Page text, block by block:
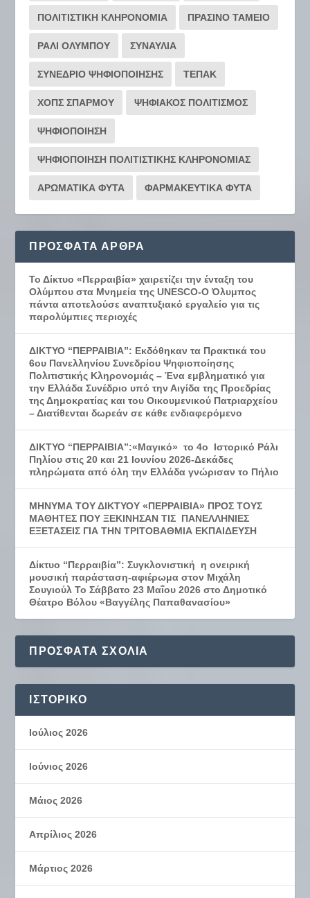
ΠΟΛΙΤΙΣΤΙΚΗ ΚΛΗΡΟΝΟΜΙΑ ΠΡΑΣΙΝΟ ΤΑΜΕΙΟ
ΡΆΛΙ ΟΛΎΜΠΟΥ ΣΥΝΑΥΛΙΑ
ΣΥΝΕΔΡΙΟ ΨΗΦΙΟΠΟΙΗΣΗΣ ΤΕΠΑΚ
ΧΟΠΣ ΣΠΑΡΜΟΥ ΨΗΦΙΑΚΟΣ ΠΟΛΙΤΙΣΜΟΣ
ΨΗΦΙΟΠΟΙΗΣΗ
ΨΗΦΙΟΠΟΙΗΣΗ ΠΟΛΙΤΙΣΤΙΚΗΣ ΚΛΗΡΟΝΟΜΙΑΣ
ΑΡΩΜΑΤΙΚΑ ΦΥΤΑ ΦΑΡΜΑΚΕΥΤΙΚΑ ΦΥΤΑ
ΠΡΌΣΦΑΤΑ ΆΡΘΡΑ
Το Δίκτυο «Περραιβία» χαιρετίζει την ένταξη του
Ολύμπου στα Μνημεία της UNESCO-Ο Όλυμπος
πάντα αποτελούσε αναπτυξιακό εργαλείο για τις
παρολύμπιες περιοχές
ΔΙΚΤΥΟ “ΠΕΡΡΑΙΒΙΑ”: Εκδόθηκαν τα Πρακτικά του
6ου Πανελληνίου Συνεδρίου Ψηφιοποίησης
Πολιτιστικής Κληρονομιάς – Ένα εμβληματικό για
την Ελλάδα Συνέδριο υπό την Αιγίδα της Προεδρίας
της Δημοκρατίας και του Οικουμενικού Πατριαρχείου
– Διατίθενται δωρεάν σε κάθε ενδιαφερόμενο
ΔΙΚΤΥΟ “ΠΕΡΡΑΙΒΙΑ”:«Μαγικό» το 4ο Ιστορικό Ράλι
Πηλίου στις 20 και 21 Ιουνίου 2026-Δεκάδες
πληρώματα από όλη την Ελλάδα γνώρισαν το Πήλιο
ΜΗΝΥΜΑ ΤΟΥ ΔΙΚΤΥΟΥ «ΠΕΡΡΑΙΒΙΑ» ΠΡΟΣ ΤΟΥΣ
ΜΑΘΗΤΕΣ ΠΟΥ ΞΕΚΙΝΗΣΑΝ ΤΙΣ ΠΑΝΕΛΛΗΝΙΕΣ
ΕΞΕΤΑΣΕΙΣ ΓΙΑ ΤΗΝ ΤΡΙΤΟΒΑΘΜΙΑ ΕΚΠΑΙΔΕΥΣΗ
Δίκτυο “Περραιβία”: Συγκλονιστική η ονειρική
μουσική παράσταση-αφιέρωμα στον Μιχάλη
Σουγιούλ Το Σάββατο 23 Μαΐου 2026 στο Δημοτικό
Θέατρο Βόλου «Βαγγέλης Παπαθανασίου»
ΠΡΌΣΦΑΤΑ ΣΧΌΛΙΑ
ΙΣΤΟΡΙΚΌ
Ιούλιος 2026
Ιούνιος 2026
Μάιος 2026
Απρίλιος 2026
Μάρτιος 2026